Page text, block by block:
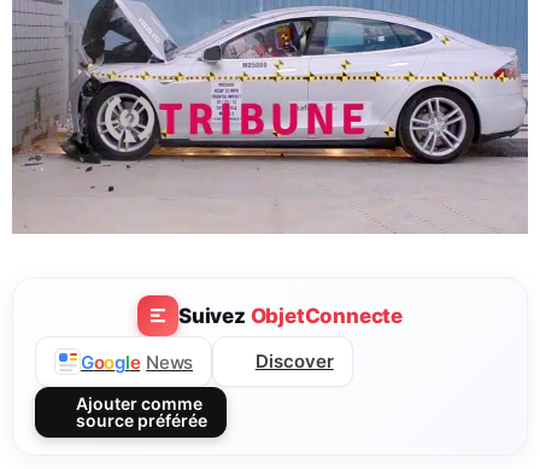
Suivez ObjetConnecte
Google News Discover
Ajouter comme
source préférée